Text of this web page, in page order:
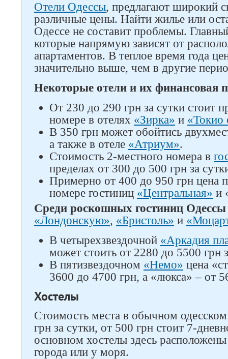
Отели Одессы, предлагают широкий
различные цены. Найти жилье или
Одессе не составит проблемы.
которые напрямую зависят от
апартаментов. В теплое время года
значительно выше, чем в другие
Некоторые отели и их финансовая
От 230 до 290 грн за сутки стоит
номере в отелях «Зирка» и «Токио
В 350 грн может обойтись
а также в отеле «Атриум».
Стоимость 2-местного номера в
пределах от 300 до 500 грн за
Примерно от 400 до 950 грн цена
номере гостиниц «Центральная» и
Среди роскошных гостиниц Одессы
«Лондонскую», «Бристоль» и
В четырехзвездочной «Аркадия
может стоить от 2280 до 5500 грн
В пятизвездочном «Немо» цена
3600 до 4700 грн, а «люкса» – от
Хостелы
Стоимость места в обычном одесском
грн за сутки, от 500 грн стоит 7-
основном хостелы здесь
города или у моря.